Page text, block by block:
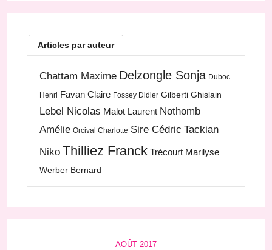
Articles par auteur
Chattam Maxime Delzongle Sonja Duboc
Henri Favan Claire Fossey Didier Gilberti Ghislain
Lebel Nicolas Malot Laurent Nothomb
Amélie Orcival Charlotte Sire Cédric Tackian
Niko Thilliez Franck Trécourt Marilyse
Werber Bernard
AOÛT 2017